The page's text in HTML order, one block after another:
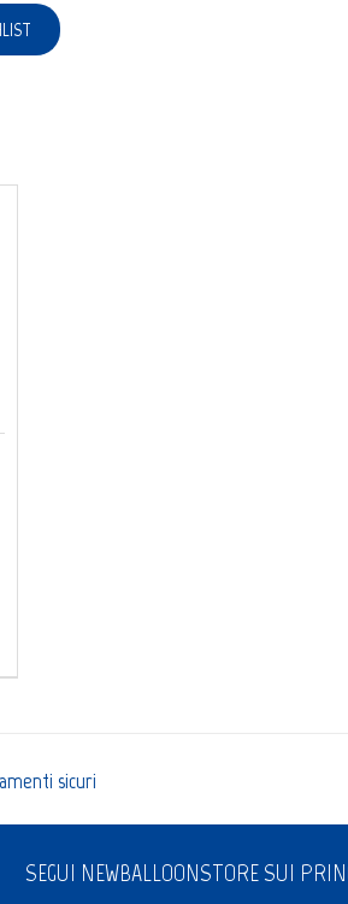
sicuri
SEGUI NEWBALLOONSTORE SUI